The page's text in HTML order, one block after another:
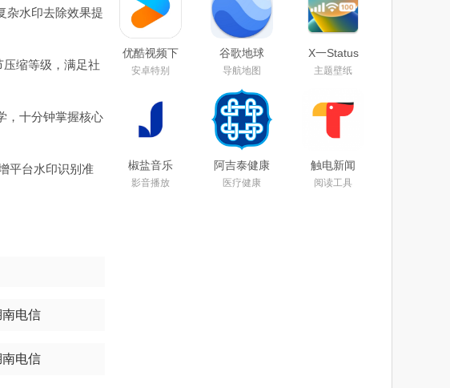
杂水印去除效果提
缩等级，满足社
，十分钟掌握核心
平台水印识别准
南电信
南电信
优酷视频下
载安装官方
免费下载
安卓特别
谷歌地球
app下载手
机版2025安
卓版中文最
新免费版
导航地图
X一Status
app官方安
卓最新版本
主题壁纸
椒盐音乐
app手机版
下载2025最
影音播放
阿吉泰健康
课堂下载
app官方版
医疗健康
触电新闻
APP官方下
载安卓版
阅读工具